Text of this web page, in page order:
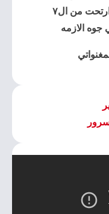
من ال٧